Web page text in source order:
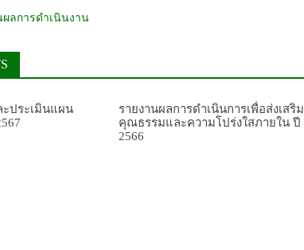
ผลการดำเนินงาน
ประเมินแผน
รายงานผลการดำเนินการเพื่อส่งเสริม
คุณธรรมและความโปร่งใสภายใน ปี
2566